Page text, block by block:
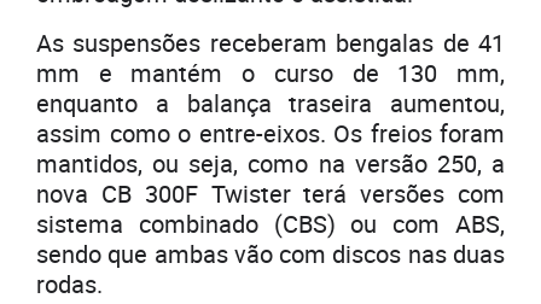
As suspensões receberam bengalas de 41
mm e mantém o curso de 130 mm,
enquanto a balança traseira aumentou,
assim como o entre-eixos. Os freios foram
mantidos, ou seja, como na versão 250, a
nova CB 300F Twister terá versões com
sistema combinado (CBS) ou com ABS,
sendo que ambas vão com discos nas duas
rodas.